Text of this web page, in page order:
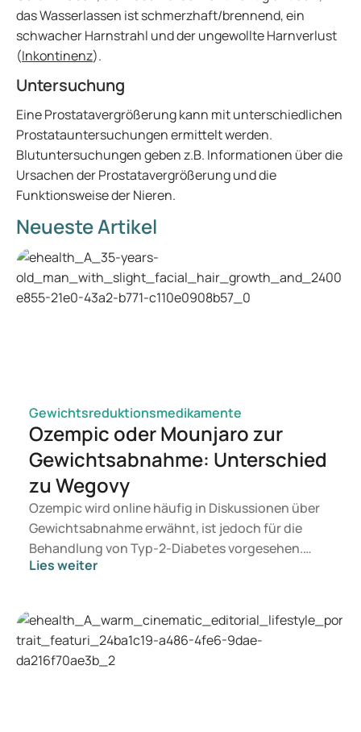
das Wasserlassen ist schmerzhaft/brennend, ein
schwacher Harnstrahl und der ungewollte Harnverlust
(Inkontinenz).
Untersuchung
Eine Prostatavergrößerung kann mit unterschiedlichen
Prostatauntersuchungen ermittelt werden.
Blutuntersuchungen geben z.B. Informationen über die
Ursachen der Prostatavergrößerung und die
Funktionsweise der Nieren.
Neueste Artikel
Gewichtsreduktionsmedikamente
Ozempic oder Mounjaro zur
Gewichtsabnahme: Unterschied
zu Wegovy
Ozempic wird online häufig in Diskussionen über
Gewichtsabnahme erwähnt, ist jedoch für die
Behandlung von Typ-2-Diabetes vorgesehen.
Suchen Sie eine Therapie zur Gewichtskontrolle,
geeignet ist, entscheidet ein Arzt auf Grundlage
Ihrer Gesundheit, Ihres BMI und Ihres
Medikamentenkonsums.
Lies weiter